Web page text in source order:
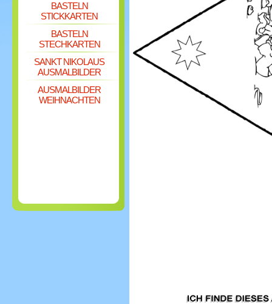
BASTELN
STICKKARTEN
BASTELN
STECHKARTEN
SANKT NIKOLAUS
AUSMALBILDER
AUSMALBILDER
WEIHNACHTEN